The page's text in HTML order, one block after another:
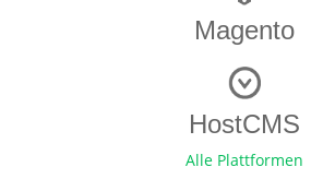
Magento
HostCMS
Alle Plattformen